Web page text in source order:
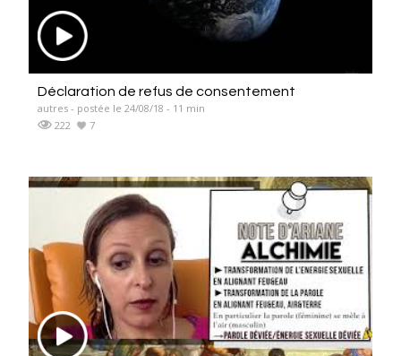
Déclaration de refus de consentement
autres - postée le 24/08/18 - 11 min
222
7